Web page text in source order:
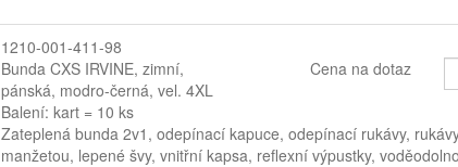
1210-001-411-98
Bunda CXS IRVINE, zimní,
pánská, modro-černá, vel. 4XL
Balení: kart = 10 ks
Cena na dotaz
Zateplená bunda 2v1, odepínací kapuce, odepínací rukávy,
manžetou, lepené švy, vnitřní kapsa, reflexní výpustky,